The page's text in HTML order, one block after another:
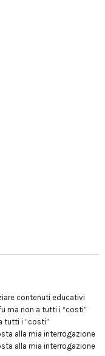
contenuti educativi
ma non a tutti i “costi”
tutti i “costi”
alla mia interrogazione
alla mia interrogazione